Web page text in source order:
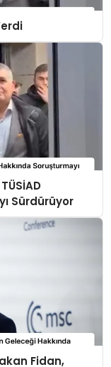
Sürdürüyor
Fidan,